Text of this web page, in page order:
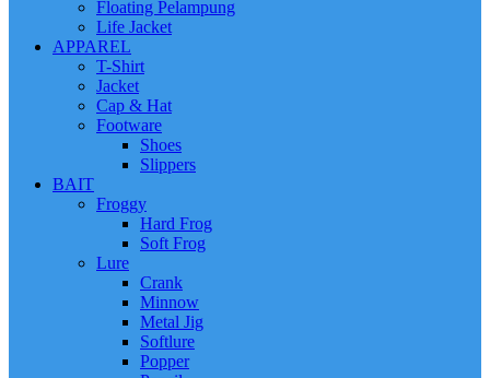
Floating Pelampung
Life Jacket
APPAREL
T-Shirt
Jacket
Cap & Hat
Footware
Shoes
Slippers
BAIT
Froggy
Hard Frog
Soft Frog
Lure
Crank
Minnow
Metal Jig
Softlure
Popper